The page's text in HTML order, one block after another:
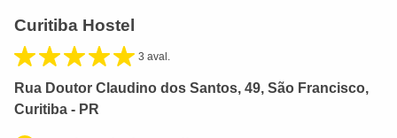
Curitiba Hostel
3 aval.
Rua Doutor Claudino dos Santos, 49, São Francisco,
Curitiba - PR